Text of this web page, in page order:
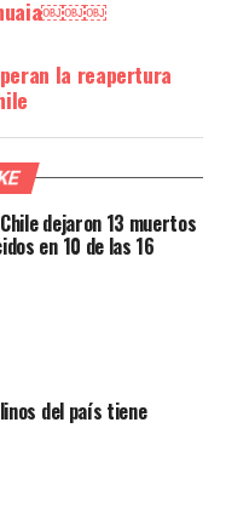
la reapertura
dejaron 13 muertos
en 10 de las 16
del país tiene